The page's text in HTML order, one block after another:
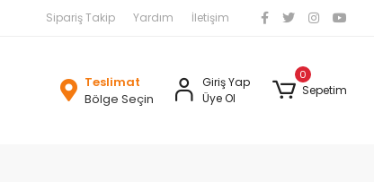
Sipariş Takip Yardım İletişim
Teslimat
Bölge Seçin
Giriş Yap
Üye Ol
0
Sepetim